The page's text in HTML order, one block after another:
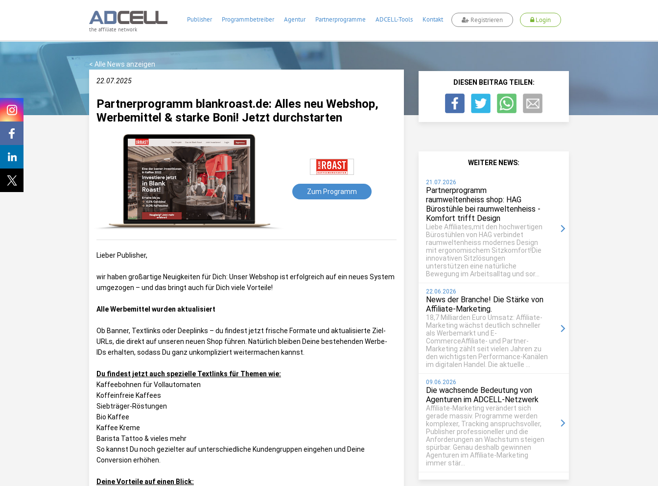
the affiliate network
Publisher Programmbetreiber Agentur Partnerprogramme ADCELL-Tools Kontakt Registrieren Login
< Alle News anzeigen
22.07.2025
Partnerprogramm blankroast.de: Alles neu Webshop,
Werbemittel & starke Boni! Jetzt durchstarten
Zum Programm
Lieber Publisher,
wir haben großartige Neuigkeiten für Dich: Unser Webshop ist erfolgreich auf ein neues System
umgezogen – und das bringt auch für Dich viele Vorteile!
Alle Werbemittel wurden aktualisiert
Ob Banner, Textlinks oder Deeplinks – du findest jetzt frische Formate und aktualisierte Ziel-
URLs, die direkt auf unseren neuen Shop führen. Natürlich bleiben Deine bestehenden Werbe-
IDs erhalten, sodass Du ganz unkompliziert weitermachen kannst.
Du findest jetzt auch spezielle Textlinks für Themen wie:
Kaffeebohnen für Vollautomaten
Koffeinfreie Kaffees
Siebträger-Röstungen
Bio Kaffee
Kaffee Kreme
Barista Tattoo & vieles mehr
So kannst Du noch gezielter auf unterschiedliche Kundengruppen eingehen und Deine
Conversion erhöhen.
Deine Vorteile auf einen Blick:
DIESEN BEITRAG TEILEN:
WEITERE NEWS:
21.07.2026
Partnerprogramm
raumweltenheiss shop: HAG
Bürostühle bei raumweltenheiss -
Komfort trifft Design
Liebe Affiliates,mit den hochwertigen
Bürostühlen von HAG verbindet
raumweltenheiss modernes Design
mit ergonomischem Sitzkomfort!Die
innovativen Sitzlösungen
unterstützen eine natürliche
Bewegung im Arbeitsalltag und sor...
22.06.2026
News der Branche! Die Stärke von
Affiliate-Marketing.
18,7 Milliarden Euro Umsatz: Affiliate-
Marketing wächst deutlich schneller
als Werbemarkt und E-
CommerceAffiliate- und Partner-
Marketing zählt seit vielen Jahren zu
den wichtigsten Performance-Kanälen
im digitalen Handel. Die aktuelle ...
09.06.2026
Die wachsende Bedeutung von
Agenturen im ADCELL-Netzwerk
Affiliate-Marketing verändert sich
gerade massiv. Programme werden
komplexer, Tracking anspruchsvoller,
Publisher professioneller und die
Anforderungen an Wachstum steigen
spürbar. Genau deshalb gewinnen
Agenturen im Affiliate-Marketing
immer stär...